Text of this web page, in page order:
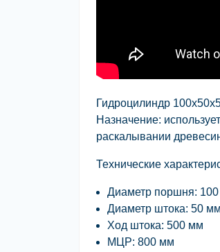
Гидроцилиндр
Назначение:
раскалывании
Технические
Диаметр поршня:
Диаметр штока: 50 мм
Ход штока: 500 мм
МЦР: 800 мм